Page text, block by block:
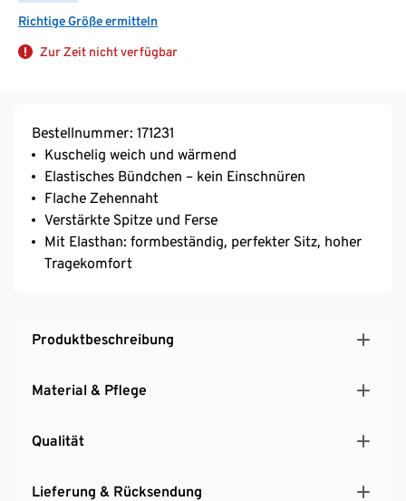
Richtige Größe ermitteln
Zur Zeit nicht verfügbar
Bestellnummer: 171231
Kuschelig weich und wärmend
Elastisches Bündchen – kein Einschnüren
Flache Zehennaht
Verstärkte Spitze und Ferse
Mit Elasthan: formbeständig, perfekter Sitz, hoher
Tragekomfort
Produktbeschreibung
Material & Pflege
Qualität
Lieferung & Rücksendung